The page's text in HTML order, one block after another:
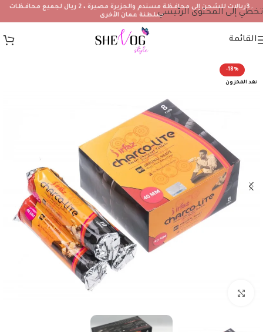
تخطي إلى المحتوى الرئيسي
۔3ريالات للشحن إلى محافظة مسندم والجزيرة مصيرة ، 2 ريال لجميع محافظات
سلطنة عمان الأخرى
القائمة
-18%
نفد المخزون